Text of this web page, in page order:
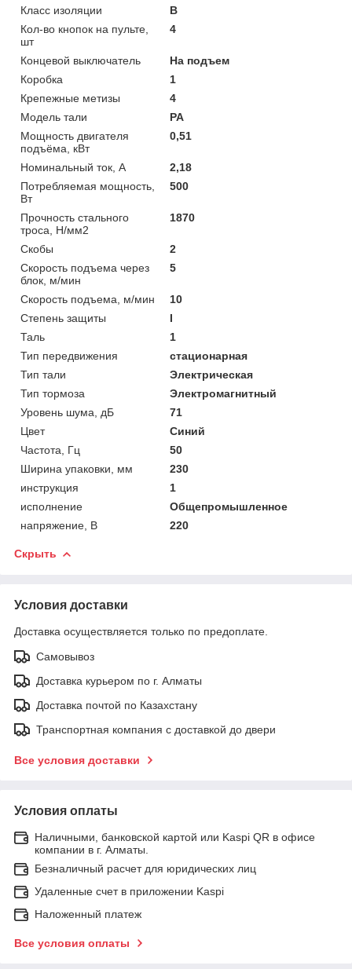
Класс изоляции
В
Кол-во кнопок на пульте,
шт
4
Концевой выключатель
На подъем
Коробка
1
Крепежные метизы
4
Модель тали
РА
Мощность двигателя
подъёма, кВт
0,51
Номинальный ток, А
2,18
Потребляемая мощность,
Вт
500
Прочность стального
троса, Н/мм2
1870
Скобы
2
Скорость подъема через
блок, м/мин
5
Скорость подъема, м/мин
10
Степень защиты
I
Таль
1
Тип передвижения
стационарная
Тип тали
Электрическая
Тип тормоза
Электромагнитный
Уровень шума, дБ
71
Цвет
Синий
Частота, Гц
50
Ширина упаковки, мм
230
инструкция
1
исполнение
Общепромышленное
напряжение, В
220
Скрыть
Условия доставки
Доставка осуществляется только по предоплате.
Самовывоз
Доставка курьером по г. Алматы
Доставка почтой по Казахстану
Транспортная компания с доставкой до двери
Все условия доставки
Условия оплаты
Наличными, банковской картой или Kaspi QR в офисе
компании в г. Алматы.
Безналичный расчет для юридических лиц
Удаленные счет в приложении Kaspi
Наложенный платеж
Все условия оплаты